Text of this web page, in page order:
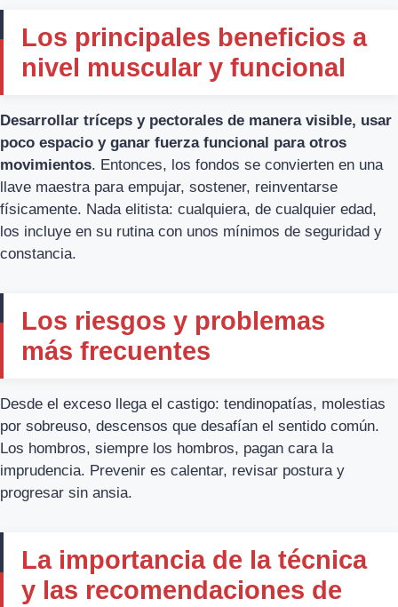
Los principales beneficios a
nivel muscular y funcional
Desarrollar tríceps y pectorales de manera visible, usar
poco espacio y ganar fuerza funcional para otros
movimientos. Entonces, los fondos se convierten en una
llave maestra para empujar, sostener, reinventarse
físicamente. Nada elitista: cualquiera, de cualquier edad,
los incluye en su rutina con unos mínimos de seguridad y
constancia.
Los riesgos y problemas
más frecuentes
Desde el exceso llega el castigo: tendinopatías, molestias
por sobreuso, descensos que desafían el sentido común.
Los hombros, siempre los hombros, pagan cara la
imprudencia. Prevenir es calentar, revisar postura y
progresar sin ansia.
La importancia de la técnica
y las recomendaciones de